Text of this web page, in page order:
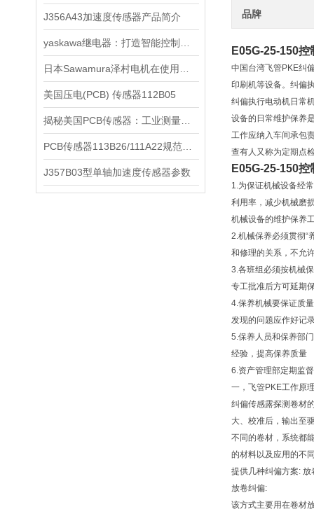
J356A43加速度传感器产品简介
美国压电(PCB) 传感器112B05
​J357B03型单轴加速度传感器参数
品牌
E05G-25-150控
中国台湾飞管PKE纠
印刷机等设备。 纠偏
纠偏执行电动机日常
设备的日常维护保养
工作应纳入车间承包
查有人又称为定期点
E05G-25-150控
1.为保证机械设备经
利用率，减少机械磨
机械设备的维护保养
2.机械保养必须贯彻“
和修理的关系，不允
3.各班组必须按机械
专工批准后方可延期
4.保养机械要保证质
发现的问题应作好记
5.保养人员和保养部
经验，提高保养质量
6.资产管理部定期监
一，飞管PKE工作原
纠偏传感露探测卷材
大、校准后，输出至
不同的卷材，系统都
的材料以及应用的不
提供几种纠偏方案:
放卷纠偏:
该方式主要用在卷材